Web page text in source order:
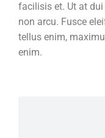
facilisis et. Ut at
non arcu. Fusce
tellus enim,
enim.